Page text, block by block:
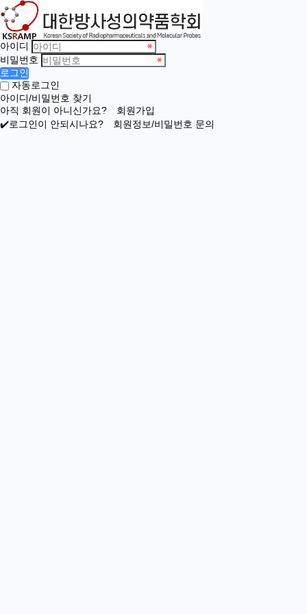
아이디
비밀번호
로그인
자동로그인
아이디/비밀번호 찾기
아직 회원이 아니신가요? 회원가입
✔️로그인이 안되시나요? 회원정보/비밀번호 문의